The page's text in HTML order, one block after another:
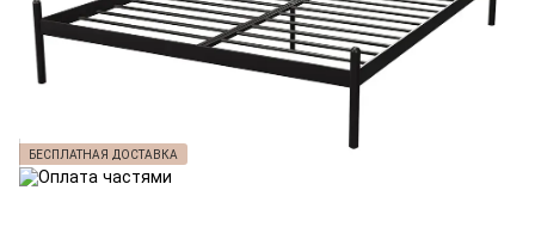
БЕСПЛАТНАЯ ДОСТАВКА